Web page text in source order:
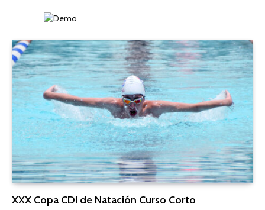
XXX Copa CDI de Natación Curso Corto